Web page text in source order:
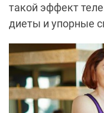
такой эффект
диеты и упорные